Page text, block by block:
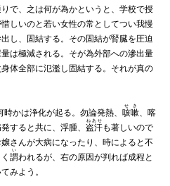
で、之は何が為かというと、学校で授
しいのと若い女性の常としてつい我慢
し、固結する。その固結が腎臓を圧迫
は極減される。そが為外部への滲出量
体全部に氾濫し固結する。それが真の
かは浄化が起る。勿論発熱、 咳嗽
せき
、喀
すると共に、浮腫、 盗汗
ねあせ
も著しいので
さんが大病になったり、時によると不
謂
い
われるが、右の原因が判れば成程と
みよう。